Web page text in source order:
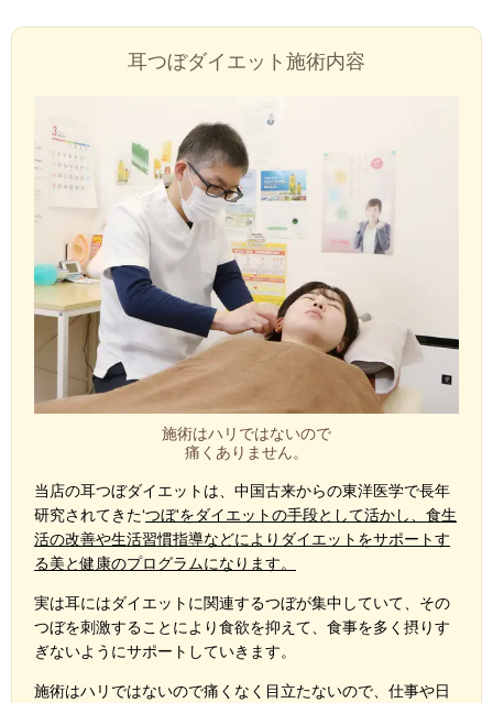
耳つぼダイエット施術内容
施術はハリではないので
痛くありません。
当店の耳つぼダイエットは、中国古来からの東洋医学で長年
研究されてきた‘つぼ‘をダイエットの手段として活かし、 食生
活の改善や生活習慣指導などによりダイエットをサポートす
る美と健康のプログラムになります。
実は耳にはダイエットに関連するつぼが集中していて、 その
つぼを刺激することにより食欲を抑えて、食事を多く摂りす
ぎないようにサポートしていきます。
施術はハリではないので痛くなく目立たないので、仕事や日